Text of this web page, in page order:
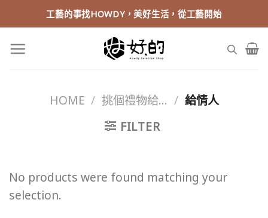
to
content
工藝的事找HOWDY，美好生活，從工藝開始
HOME / 挑個禮物給... / 給情人
FILTER
No products were found matching your
selection.